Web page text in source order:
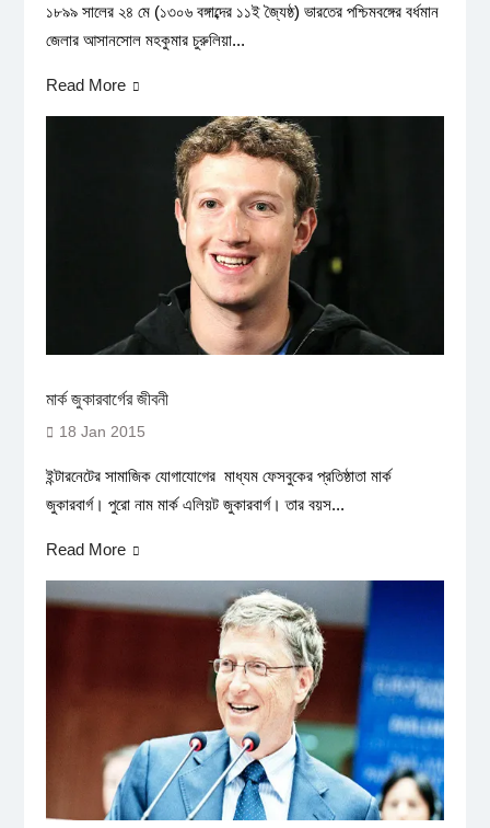
১৮৯৯ সালের ২৪ মে (১৩০৬ বঙ্গাব্দের ১১ই জ্যৈষ্ঠ) ভারতের পশ্চিমবঙ্গের বর্ধমান
জেলার আসানসোল মহকুমার চুরুলিয়া...
Read More
মার্ক জুকারবার্গের জীবনী
18 Jan 2015
ইন্টারনেটের সামাজিক যোগাযোগের মাধ্যম ফেসবুকের প্রতিষ্ঠাতা মার্ক
জুকারবার্গ। পুরো নাম মার্ক এলিয়ট জুকারবার্গ। তার বয়স...
Read More